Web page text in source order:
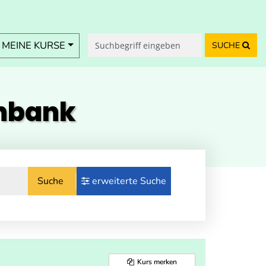
KURSE SUCHE
Suche erweiterte Suche
Kurs merken